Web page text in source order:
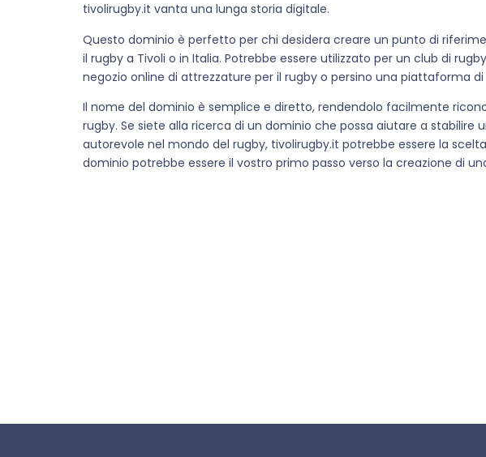
tivolirugby.it vanta una lunga storia digitale.
Questo dominio è perfetto per chi desidera creare un punto di
il rugby a Tivoli o in Italia. Potrebbe essere utilizzato per un club di
negozio online di attrezzature per il rugby o persino una piattaforma
Il nome del dominio è semplice e diretto, rendendolo facilmente
rugby. Se siete alla ricerca di un dominio che possa aiutare a stabilire
autorevole nel mondo del rugby, tivolirugby.it potrebbe essere la
dominio potrebbe essere il vostro primo passo verso la creazione di